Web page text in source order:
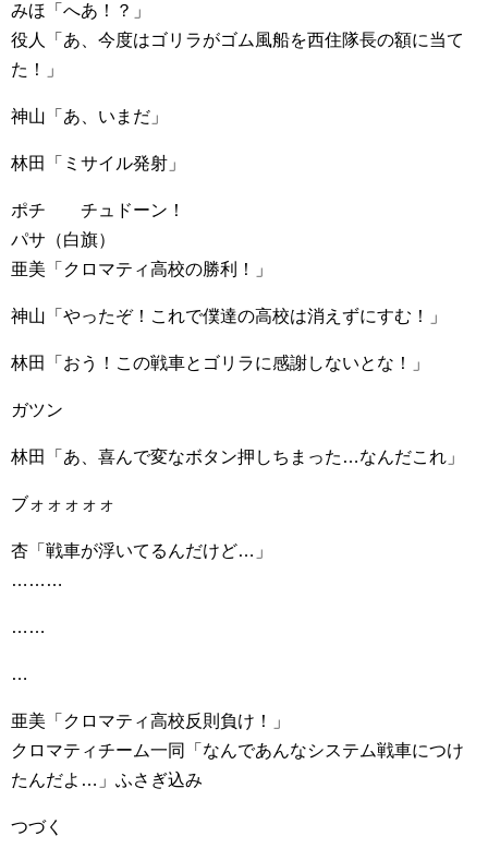
みほ「へあ！？」
役人「あ、今度はゴリラがゴム風船を西住隊長の額に当て
た！」
神山「あ、いまだ」
林田「ミサイル発射」
ポチ チュドーン！
パサ（白旗）
亜美「クロマティ高校の勝利！」
神山「やったぞ！これで僕達の高校は消えずにすむ！」
林田「おう！この戦車とゴリラに感謝しないとな！」
ガツン
林田「あ、喜んで変なボタン押しちまった…なんだこれ」
ブォォォォォ
杏「戦車が浮いてるんだけど…」
………
……
…
亜美「クロマティ高校反則負け！」
クロマティチーム一同「なんであんなシステム戦車につけ
たんだよ…」ふさぎ込み
つづく